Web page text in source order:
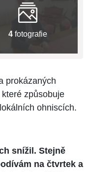
4 fotografie
prokázaných
způsobuje
ohniscích.
snížil. Stejně
na čtvrtek a